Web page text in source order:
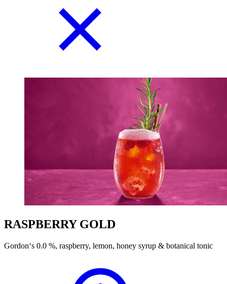
RASPBERRY GOLD
Gordon‘s 0.0 %, raspberry, lemon, honey syrup & botanical tonic